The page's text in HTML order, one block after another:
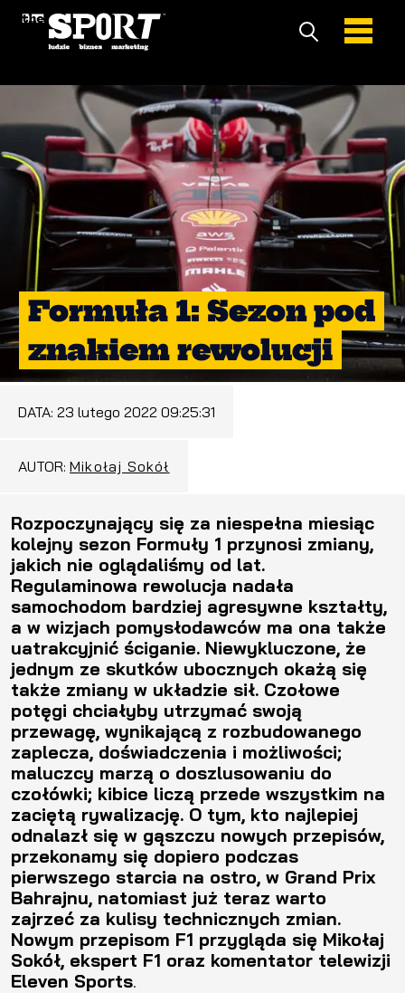
Formuła 1: Sezon pod
znakiem rewolucji
DATA: 23 lutego 2022 09:25:31
AUTOR: Mikołaj Sokół
Rozpoczynający się za niespełna miesiąc
kolejny sezon Formuły 1 przynosi zmiany,
jakich nie oglądaliśmy od lat.
Regulaminowa rewolucja nadała
samochodom bardziej agresywne kształty,
a w wizjach pomysłodawców ma ona także
uatrakcyjnić ściganie. Niewykluczone, że
jednym ze skutków ubocznych okażą się
także zmiany w układzie sił. Czołowe
potęgi chciałyby utrzymać swoją
przewagę, wynikającą z rozbudowanego
zaplecza, doświadczenia i możliwości;
maluczcy marzą o doszlusowaniu do
czołówki; kibice liczą przede wszystkim na
zaciętą rywalizację. O tym, kto najlepiej
odnalazł się w gąszczu nowych przepisów,
przekonamy się dopiero podczas
pierwszego starcia na ostro, w Grand Prix
Bahrajnu, natomiast już teraz warto
zajrzeć za kulisy technicznych zmian.
Nowym przepisom F1 przygląda się Mikołaj
Sokół, ekspert F1 oraz komentator telewizji
Eleven Sports.